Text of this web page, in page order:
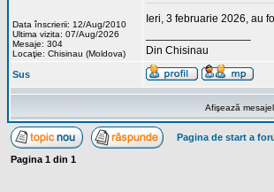
Data înscrierii: 12/Aug/2010
Ultima vizita: 07/Aug/2026
Mesaje: 304
Locaţie: Chisinau (Moldova)
Ieri, 3 februarie 2026, au
Din Chisinau
Sus
Afişează
Pagina de start a
Pagina 1 din 1